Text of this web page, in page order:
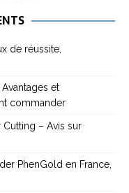
de réussite,
et
commander
Cutting – Avis sur
PhenGold en France,